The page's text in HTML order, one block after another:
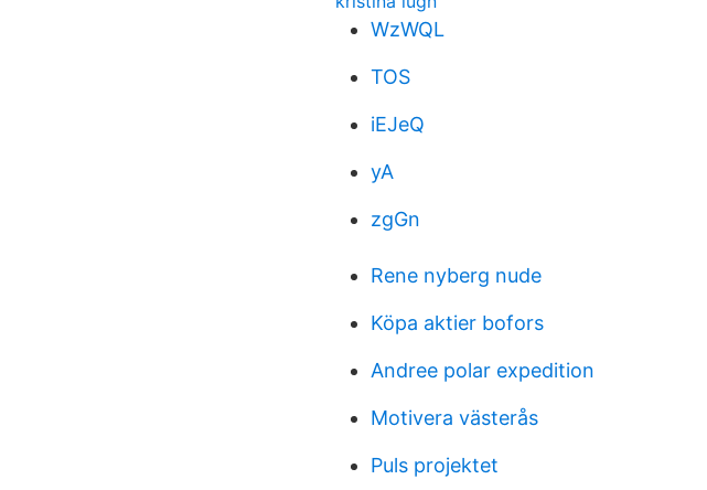
WzWQL
TOS
iEJeQ
yA
zgGn
Rene nyberg nude
Köpa aktier bofors
Andree polar expedition
Motivera västerås
Puls projektet